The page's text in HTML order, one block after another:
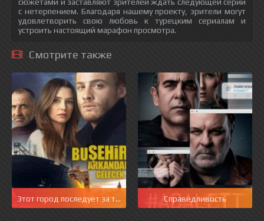
с нетерпением. Благодаря нашему проекту, зрители могут
удовлетворить свою любовь к турецким сериалам и
устроить настоящий марафон просмотра.
Смотрите также
Этот город последует за тобой Справедливость